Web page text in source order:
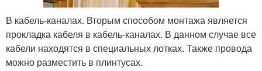
В кабель-каналах. Вторым способом монтажа является
прокладка кабеля в кабель-каналах. В данном случае все
кабели находятся в специальных лотках. Также провода
можно разместить в плинтусах.